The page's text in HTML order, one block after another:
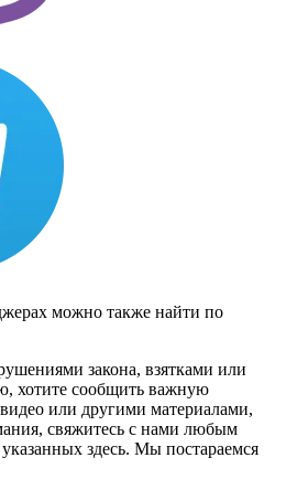
можно также найти по
закона, взятками или
хотите сообщить важную
или другими материалами,
свяжитесь с нами любым
здесь. Мы постараемся